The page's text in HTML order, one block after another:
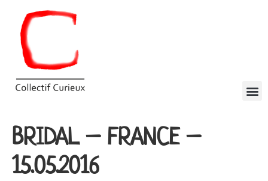
BRIDAL – FRANCE –
15.05.2016